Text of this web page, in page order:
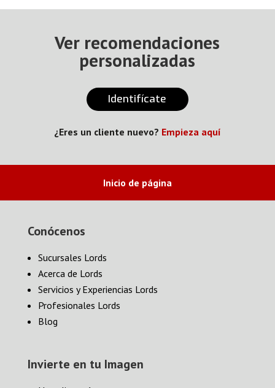
Ver recomendaciones
personalizadas
Identifícate
¿Eres un cliente nuevo? Empieza aquí
Inicio de página
Conócenos
Sucursales Lords
Acerca de Lords
Servicios y Experiencias Lords
Profesionales Lords
Blog
Invierte en tu Imagen